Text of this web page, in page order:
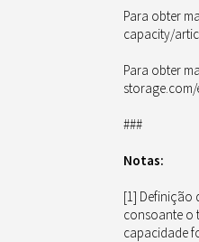
Para obter
capacity/
Para obter
###
Notas:
[1] Definição
consoante o
capacidade